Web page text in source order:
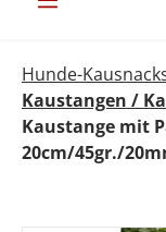
Hunde-
Kaustangen /
Kaustange mit
20cm/45gr./